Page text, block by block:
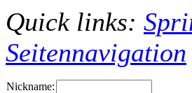
Quick links:
Seitennavigation
Nickname: